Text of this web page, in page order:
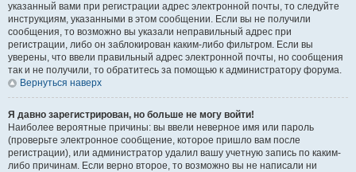
указанный вами при регистрации адрес электронной почты, то следуйте
инструкциям, указанными в этом сообщении. Если вы не получили
сообщения, то возможно вы указали неправильный адрес при
регистрации, либо он заблокирован каким-либо фильтром. Если вы
уверены, что ввели правильный адрес электронной почты, но сообщения
так и не получили, то обратитесь за помощью к администратору форума.
Вернуться наверх
Я давно зарегистрирован, но больше не могу войти!
Наиболее вероятные причины: вы ввели неверное имя или пароль
(проверьте электронное сообщение, которое пришло вам после
регистрации), или администратор удалил вашу учетную запись по каким-
либо причинам. Если верно второе, то возможно вы не написали ни